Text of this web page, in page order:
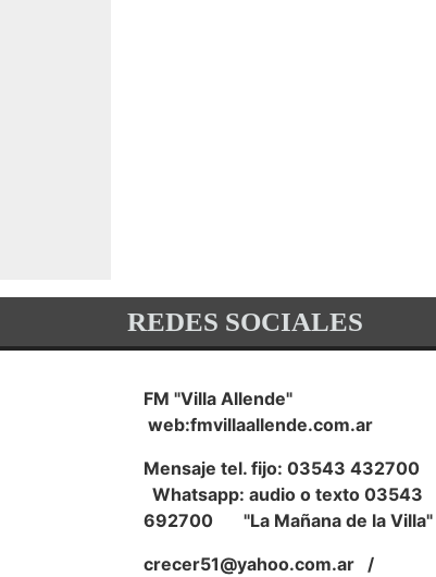
REDES SOCIALES
FM "Villa Allende"
web:fmvillaallende.com.ar
Mensaje tel. fijo: 03543 432700
Whatsapp: audio o texto 03543
692700 "La Mañana de la Villa"
crecer51@yahoo.com.ar /